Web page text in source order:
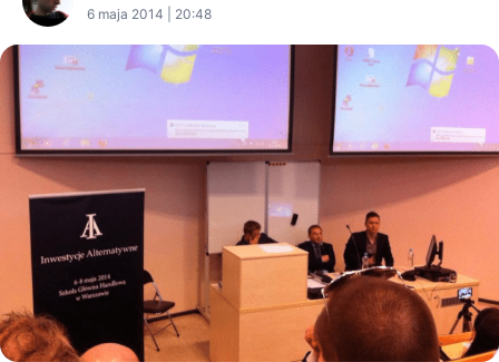
6 maja 2014 | 20:48